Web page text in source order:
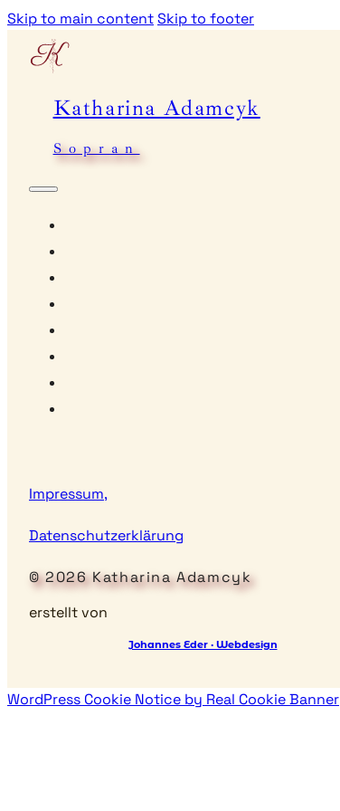
Skip to main contentSkip to footer
Katharina Adamcyk
Sopran
Impressum,
Datenschutzerklärung
© 2026 Katharina Adamcyk
erstellt von
Johannes Eder · Webdesign
WordPress Cookie Notice by Real Cookie Banner